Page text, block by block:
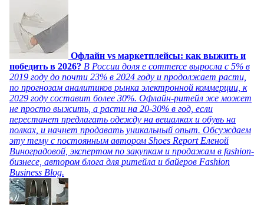
Офлайн vs маркетплейсы: как выжить и
победить в 2026? В России доля e commerce выросла с 5% в
2019 году до почти 23% в 2024 году и продолжает расти,
по прогнозам аналитиков рынка электронной коммерции, к
2029 году составит более 30%. Офлайн-ритейл же может
не просто выжить, а расти на 20-30% в год, если
перестанет предлагать одежду на вешалках и обувь на
полках, и начнет продавать уникальный опыт. Обсуждаем
эту тему с постоянным автором Shoes Report Еленой
Виноградовой, экспертом по закупкам и продажам в fashion-
бизнесе, автором блога для ритейла и байеров Fashion
Business Blog.